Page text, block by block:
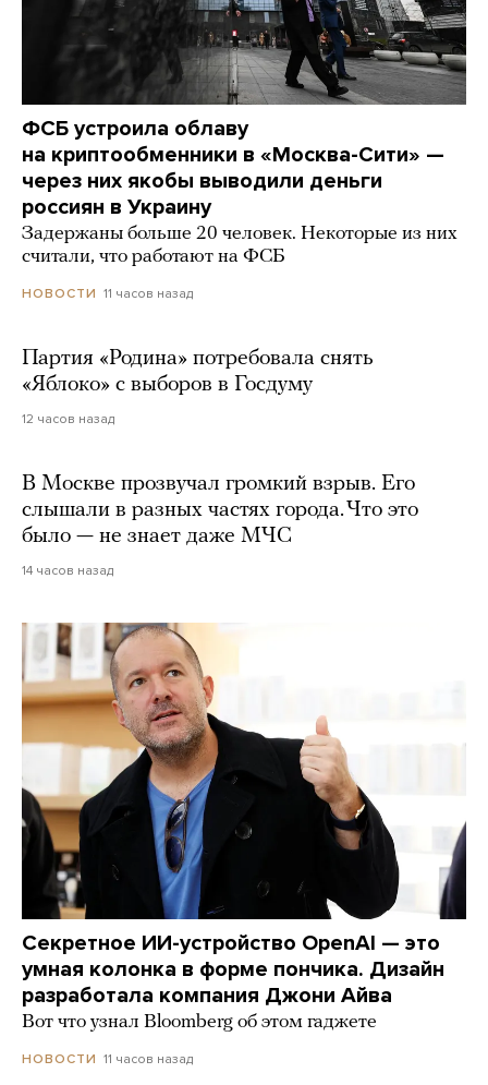
ФСБ устроила облаву
на криптообменники в «Москва-Сити» —
через них якобы выводили деньги
россиян в Украину
Задержаны больше 20 человек. Некоторые из них
считали, что работают на ФСБ
НОВОСТИ 11 часов назад
Партия «Родина» потребовала снять
«Яблоко» с выборов в Госдуму
12 часов назад
В Москве прозвучал громкий взрыв. Его
слышали в разных частях города. Что это
было — не знает даже МЧС
14 часов назад
Секретное ИИ-устройство OpenAI — это
умная колонка в форме пончика. Дизайн
разработала компания Джони Айва
Вот что узнал Bloomberg об этом гаджете
НОВОСТИ 11 часов назад